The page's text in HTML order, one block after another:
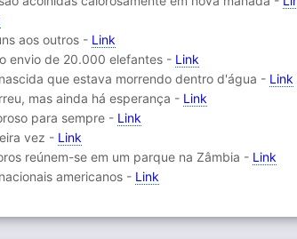
aos outros - Link
envio de 20.000 elefantes - Link
que estava morrendo dentro d'água - Link
mas ainda há esperança - Link
para sempre - Link
vez - Link
reúnem-se em um parque na Zâmbia - Link
americanos - Link